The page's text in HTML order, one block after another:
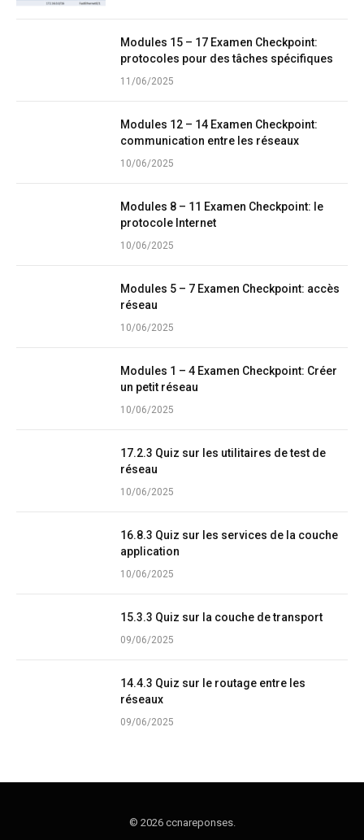
Modules 15 – 17 Examen Checkpoint:
protocoles pour des tâches spécifiques
11/06/2025
Modules 12 – 14 Examen Checkpoint:
communication entre les réseaux
10/06/2025
Modules 8 – 11 Examen Checkpoint: le
protocole Internet
10/06/2025
Modules 5 – 7 Examen Checkpoint: accès
réseau
10/06/2025
Modules 1 – 4 Examen Checkpoint: Créer
un petit réseau
10/06/2025
17.2.3 Quiz sur les utilitaires de test de
réseau
10/06/2025
16.8.3 Quiz sur les services de la couche
application
10/06/2025
15.3.3 Quiz sur la couche de transport
09/06/2025
14.4.3 Quiz sur le routage entre les
réseaux
09/06/2025
© 2026 ccnareponses.